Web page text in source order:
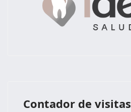
Contador de visitas